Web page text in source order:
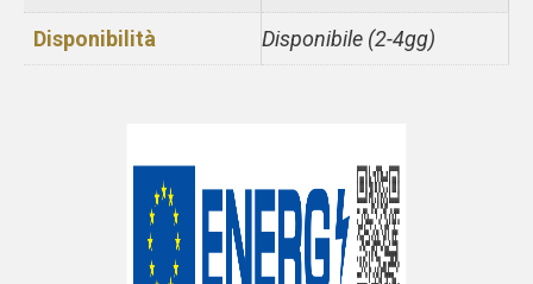
Disponibilità Disponibile (2-4gg)